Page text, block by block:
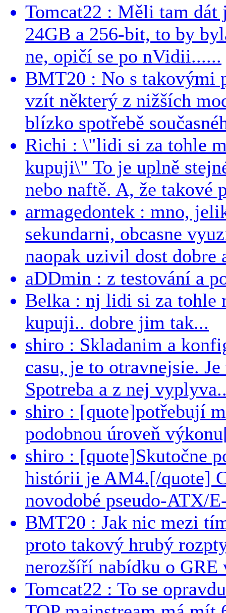
Tomcat22 : Měli tam dát
24GB a 256-bit, to by
ne, opičí se po nVidii......
BMT20 : No s takovými
vzít některý z nižších
blízko spotřebě
Richi : \"lidi si za tohle
kupuji\" To je uplně
nebo naftě. A, že takové
armagedontek : mno,
sekundarni, obcasne
naopak uzivil dost dobre
aDDmin : z testování a
Belka : nj lidi si za tohle
kupuji.. dobre jim tak...
shiro : Skladanim a
casu, je to otravnejsie.
Spotreba a z nej
shiro : [quote]potřebují
podobnou úroveň
shiro : [quote]Skutočne
histórii je AM4.[/quote]
novodobé pseudo-ATX/
BMT20 : Jak nic mezi
proto takový hrubý
nerozšíří nabídku o GRE
Tomcat22 : To se